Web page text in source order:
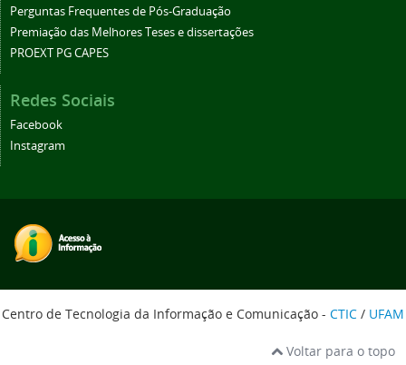
Perguntas Frequentes de Pós-Graduação
Premiação das Melhores Teses e dissertações
PROEXT PG CAPES
Redes Sociais
Facebook
Instagram
Centro de Tecnologia da Informação e Comunicação - CTIC / UFAM
Voltar para o topo